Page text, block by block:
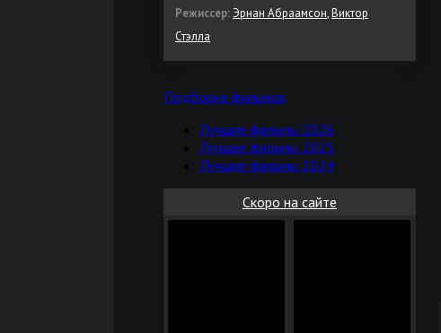
Режиссер: Эрнан Абраамсон,Виктор
Стэлла
Подборка фильмов
Лучшие фильмы 2026
Лучшие фильмы 2025
Лучшие фильмы 2024
Скоро на сайте